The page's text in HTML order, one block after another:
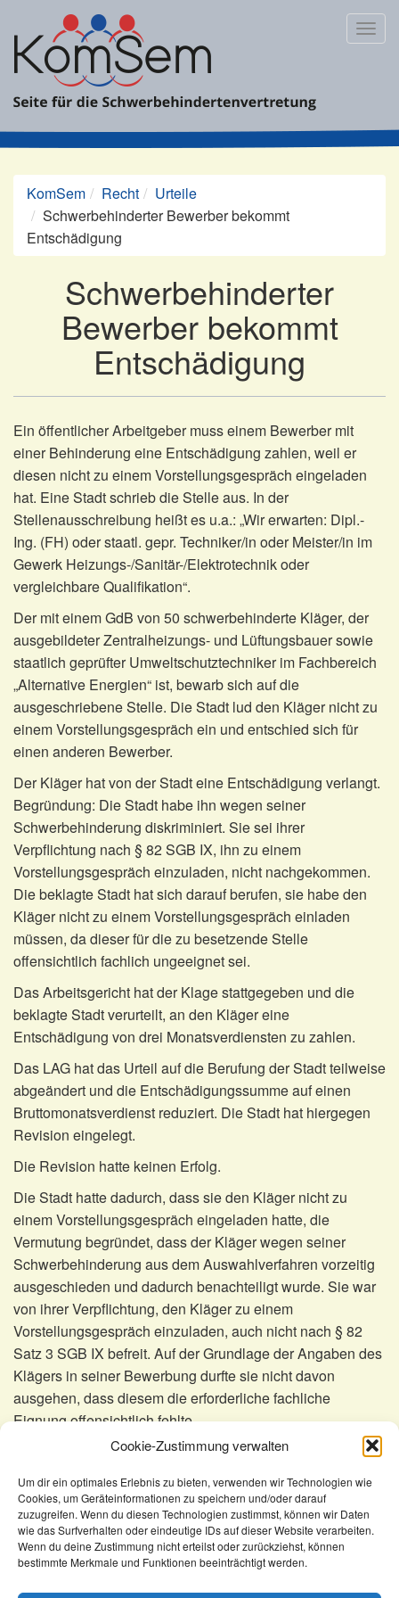
Cookie-Zustimmung verwalten
Um dir ein optimales Erlebnis zu bieten, verwenden wir Technologien wie
Cookies, um Geräteinformationen zu speichern und/oder darauf
zuzugreifen. Wenn du diesen Technologien zustimmst, können wir Daten
wie das Surfverhalten oder eindeutige IDs auf dieser Website verarbeiten.
Wenn du deine Zustimmung nicht erteilst oder zurückziehst, können
bestimmte Merkmale und Funktionen beeinträchtigt werden.
Inhalt
springen
KomSem Recht
Urteile
Schwerbehinderter Bewerber bekommt
Entschädigung
Schwerbehinderter
Bewerber bekommt
Entschädigung
Ein öffentlicher Arbeitgeber muss einem Bewerber mit
einer Behinderung eine Entschädigung zahlen, weil er
diesen nicht zu einem Vorstellungsgespräch eingeladen
hat. Eine Stadt schrieb die Stelle aus. In der
Stellenausschreibung heißt es u.a.: „Wir erwarten: Dipl.-
Ing. (FH) oder staatl. gepr. Techniker/in oder Meister/in im
Gewerk Heizungs-/Sanitär-/Elektrotechnik oder
vergleichbare Qualifikation“.
Der mit einem GdB von 50 schwerbehinderte Kläger, der
ausgebildeter Zentralheizungs- und Lüftungsbauer sowie
staatlich geprüfter Umweltschutztechniker im Fachbereich
„Alternative Energien“ ist, bewarb sich auf die
ausgeschriebene Stelle. Die Stadt lud den Kläger nicht zu
einem Vorstellungsgespräch ein und entschied sich für
einen anderen Bewerber.
Der Kläger hat von der Stadt eine Entschädigung verlangt.
Begründung: Die Stadt habe ihn wegen seiner
Schwerbehinderung diskriminiert. Sie sei ihrer
Verpflichtung nach § 82 SGB IX, ihn zu einem
Vorstellungsgespräch einzuladen, nicht nachgekommen.
Die beklagte Stadt hat sich darauf berufen, sie habe den
Kläger nicht zu einem Vorstellungsgespräch einladen
müssen, da dieser für die zu besetzende Stelle
offensichtlich fachlich ungeeignet sei.
Das Arbeitsgericht hat der Klage stattgegeben und die
beklagte Stadt verurteilt, an den Kläger eine
Entschädigung von drei Monatsverdiensten zu zahlen.
Das LAG hat das Urteil auf die Berufung der Stadt teilweise
abgeändert und die Entschädigungssumme auf einen
Bruttomonatsverdienst reduziert. Die Stadt hat hiergegen
Revision eingelegt.
Die Revision hatte keinen Erfolg.
Die Stadt hatte dadurch, dass sie den Kläger nicht zu
einem Vorstellungsgespräch eingeladen hatte, die
Vermutung begründet, dass der Kläger wegen seiner
Schwerbehinderung aus dem Auswahlverfahren vorzeitig
ausgeschieden und dadurch benachteiligt wurde. Sie war
von ihrer Verpflichtung, den Kläger zu einem
Vorstellungsgespräch einzuladen, auch nicht nach § 82
Satz 3 SGB IX befreit. Auf der Grundlage der Angaben des
Klägers in seiner Bewerbung durfte sie nicht davon
ausgehen, dass diesem die erforderliche fachliche
Eignung offensichtlich fehlte.
BAG, Urteil vom 11. August 2016 – 8 AZR 375/15 –
KomSem Recht
Urteile
Schwerbehinderter Bewerber bekommt
Entschädigung